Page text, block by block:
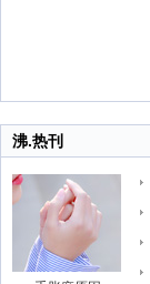
沸.热刊